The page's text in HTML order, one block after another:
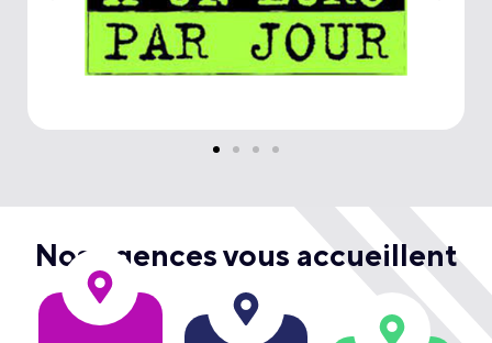
Nos agences vous accueillent